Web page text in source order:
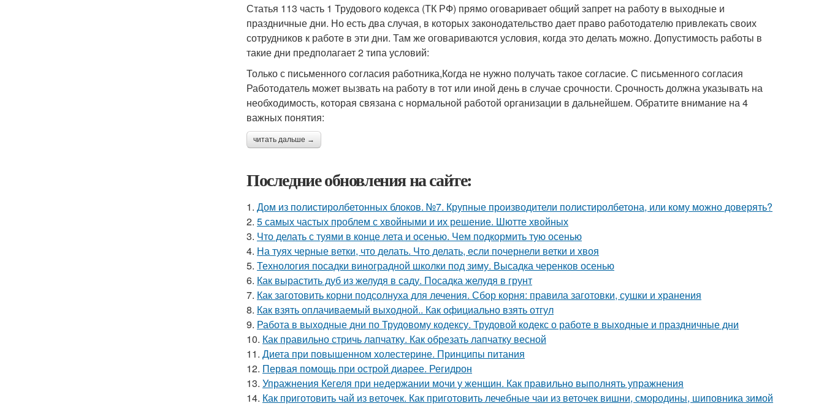
Статья 113 часть 1 Трудового кодекса (ТК РФ) прямо оговаривает общий запрет на работу в выходные и
праздничные дни. Но есть два случая, в которых законодательство дает право работодателю привлекать своих
сотрудников к работе в эти дни. Там же оговариваются условия, когда это делать можно. Допустимость работы в
такие дни предполагает 2 типа условий:
Только с письменного согласия работника,Когда не нужно получать такое согласие. С письменного согласия
Работодатель может вызвать на работу в тот или иной день в случае срочности. Срочность должна указывать на
необходимость, которая связана с нормальной работой организации в дальнейшем. Обратите внимание на 4
важных понятия:
читать дальше →
Последние обновления на сайте:
1. Дом из полистиролбетонных блоков. №7. Крупные производители полистиролбетона, или кому можно доверять?
2. 5 самых частых проблем с хвойными и их решение. Шютте хвойных
3. Что делать с туями в конце лета и осенью. Чем подкормить тую осенью
4. На туях черные ветки, что делать. Что делать, если почернели ветки и хвоя
5. Технология посадки виноградной школки под зиму. Высадка черенков осенью
6. Как вырастить дуб из желудя в саду. Посадка желудя в грунт
7. Как заготовить корни подсолнуха для лечения. Сбор корня: правила заготовки, сушки и хранения
8. Как взять оплачиваемый выходной.. Как официально взять отгул
9. Работа в выходные дни по Трудовому кодексу. Трудовой кодекс о работе в выходные и праздничные дни
10. Как правильно стричь лапчатку. Как обрезать лапчатку весной
11. Диета при повышенном холестерине. Принципы питания
12. Первая помощь при острой диарее. Регидрон
13. Упражнения Кегеля при недержании мочи у женщин. Как правильно выполнять упражнения
14. Как приготовить чай из веточек. Как приготовить лечебные чаи из веточек вишни, смородины, шиповника зимой